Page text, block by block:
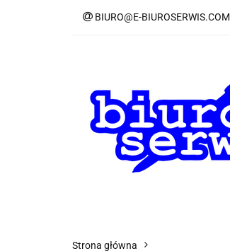
BIURO@E-BIUROSERWIS.COM
Strona główna